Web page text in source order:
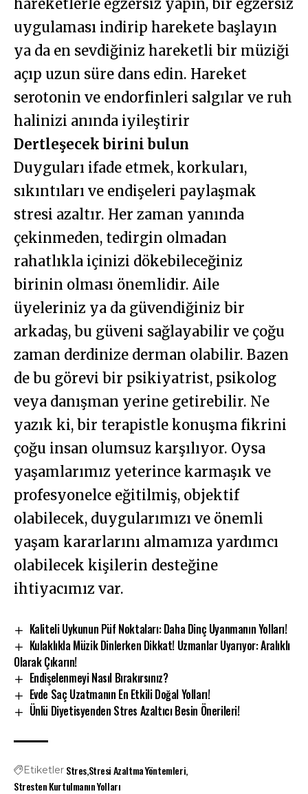
hareketlerle egzersiz yapın, bir egzersiz
uygulaması indirip harekete başlayın
ya da en sevdiğiniz hareketli bir müziği
açıp uzun süre dans edin. Hareket
serotonin ve endorfinleri salgılar ve ruh
halinizi anında iyileştirir
Dertleşecek birini bulun
Duyguları ifade etmek, korkuları,
sıkıntıları ve endişeleri paylaşmak
stresi azaltır. Her zaman yanında
çekinmeden, tedirgin olmadan
rahatlıkla içinizi dökebileceğiniz
birinin olması önemlidir. Aile
üyeleriniz ya da güvendiğiniz bir
arkadaş, bu güveni sağlayabilir ve çoğu
zaman derdinize derman olabilir. Bazen
de bu görevi bir psikiyatrist, psikolog
veya danışman yerine getirebilir. Ne
yazık ki, bir terapistle konuşma fikrini
çoğu insan olumsuz karşılıyor. Oysa
yaşamlarımız yeterince karmaşık ve
profesyonelce eğitilmiş, objektif
olabilecek, duygularımızı ve önemli
yaşam kararlarını almamıza yardımcı
olabilecek kişilerin desteğine
ihtiyacımız var.
Kaliteli Uykunun Püf Noktaları: Daha Dinç Uyanmanın Yolları!
Kulaklıkla Müzik Dinlerken Dikkat! Uzmanlar Uyarıyor: Aralıklı
Olarak Çıkarın!
Endişelenmeyi Nasıl Bırakırsınız?
Evde Saç Uzatmanın En Etkili Doğal Yolları!
Ünlü Diyetisyenden Stres Azaltıcı Besin Önerileri!
Etiketler StresStresi Azaltma Yöntemleri
Stresten Kurtulmanın Yolları